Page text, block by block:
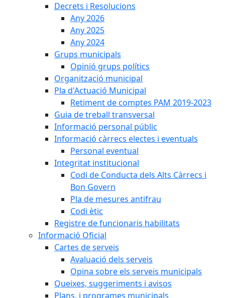
Decrets i Resolucions
Any 2026
Any 2025
Any 2024
Grups municipals
Opinió grups polítics
Organització municipal
Pla d'Actuació Municipal
Retiment de comptes PAM 2019-2023
Guia de treball transversal
Informació personal públic
Informació càrrecs electes i eventuals
Personal eventual
Integritat institucional
Codi de Conducta dels Alts Càrrecs i
Bon Govern
Pla de mesures antifrau
Codi ètic
Registre de funcionaris habilitats
Informació Oficial
Cartes de serveis
Avaluació dels serveis
Opina sobre els serveis municipals
Queixes, suggeriments i avisos
Plans, i programes municipals